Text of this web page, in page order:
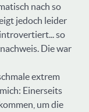
nach so
jedoch leider
so
Die war
extrem
Einerseits
um die